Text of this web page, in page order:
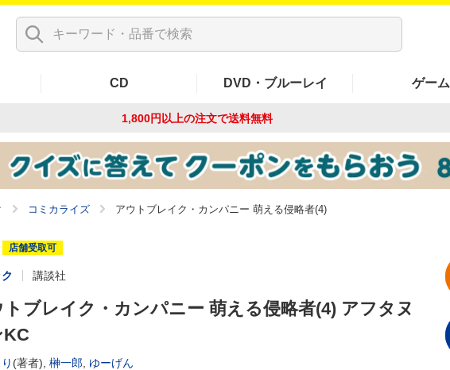
CD DVD・ブルーレイ ゲーム
1,800円以上の注文で送料無料
コミカライズ アウトブレイク・カンパニー 萌える侵略者(4)
店舗受取可
講談社
トブレイク・カンパニー 萌える侵略者(4) アフタヌ
KC
(著者), 榊一郎 ゆーげん